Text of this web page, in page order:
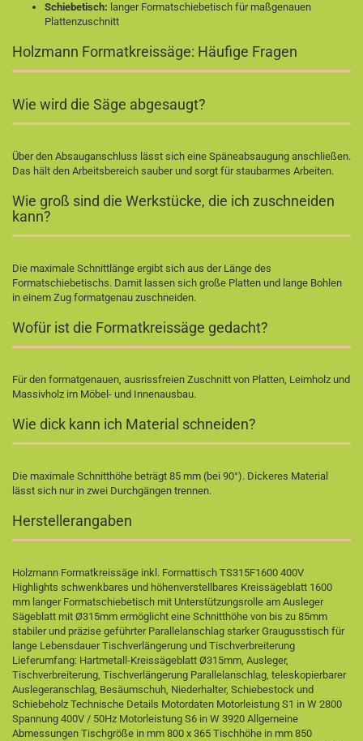
Schiebetisch: langer Formatschiebetisch für maßgenauen
Plattenzuschnitt
Holzmann Formatkreissäge: Häufige Fragen
Wie wird die Säge abgesaugt?
Über den Absauganschluss lässt sich eine Späneabsaugung anschließen.
Das hält den Arbeitsbereich sauber und sorgt für staubarmes Arbeiten.
Wie groß sind die Werkstücke, die ich zuschneiden
kann?
Die maximale Schnittlänge ergibt sich aus der Länge des
Formatschiebetischs. Damit lassen sich große Platten und lange Bohlen
in einem Zug formatgenau zuschneiden.
Wofür ist die Formatkreissäge gedacht?
Für den formatgenauen, ausrissfreien Zuschnitt von Platten, Leimholz und
Massivholz im Möbel- und Innenausbau.
Wie dick kann ich Material schneiden?
Die maximale Schnitthöhe beträgt 85 mm (bei 90°). Dickeres Material
lässt sich nur in zwei Durchgängen trennen.
Herstellerangaben
Holzmann Formatkreissäge inkl. Formattisch TS315F1600 400V
Highlights schwenkbares und höhenverstellbares Kreissägeblatt 1600
mm langer Formatschiebetisch mit Unterstützungsrolle am Ausleger
Sägeblatt mit Ø315mm ermöglicht eine Schnitthöhe von bis zu 85mm
stabiler und präzise geführter Parallelanschlag starker Graugusstisch für
lange Lebensdauer Tischverlängerung und Tischverbreiterung
Lieferumfang: Hartmetall-Kreissägeblatt Ø315mm, Ausleger,
Tischverbreiterung, Tischverlängerung Parallelanschlag, teleskopierbarer
Auslegeranschlag, Besäumschuh, Niederhalter, Schiebestock und
Schiebeholz Technische Details Motordaten Motorleistung S1 in W 2800
Spannung 400V / 50Hz Motorleistung S6 in W 3920 Allgemeine
Abmessungen Tischgröße in mm 800 x 365 Tischhöhe in mm 850